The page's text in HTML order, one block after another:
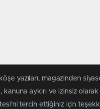
yazıları, magazinden
aykırı ve izinsiz
tercih ettiğiniz için